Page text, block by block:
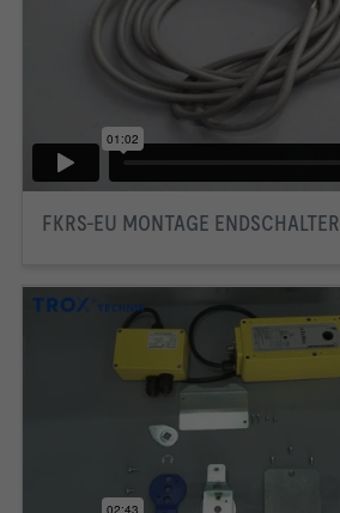
FKRS-EU MONTAGE ENDSCHALTER